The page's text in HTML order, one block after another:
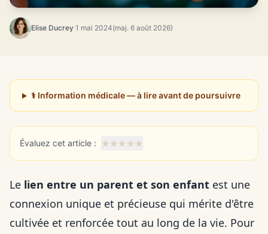
Elise Ducrey·1 mai 2024(maj. 6 août 2026)
⚕️ Information médicale — à lire avant de poursuivre
Évaluez cet article : ★★★★★
Le lien entre un parent et son enfant est une
connexion unique et précieuse qui mérite d'être
cultivée et renforcée tout au long de la vie. Pour